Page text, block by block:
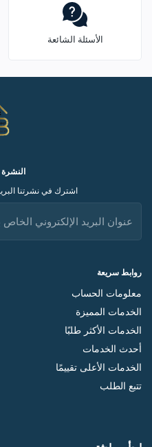
الأسئلة الشائعة
روابط سريعة
معلومات الحساب
الخدمات المميزة
الخدمات الأكثر طلبًا
أحدث الخدمات
الخدمات الأعلى تقييمًا
تتبع الطلب
النشرة
اشترك في نشرتنا